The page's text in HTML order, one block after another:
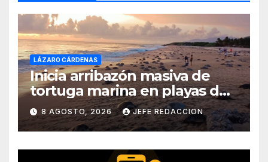
LÁZARO CÁRDENAS
Inicia arribazón masiva de
tortuga marina en playas de
Michoacán
8 AGOSTO, 2026 JEFE REDACCION